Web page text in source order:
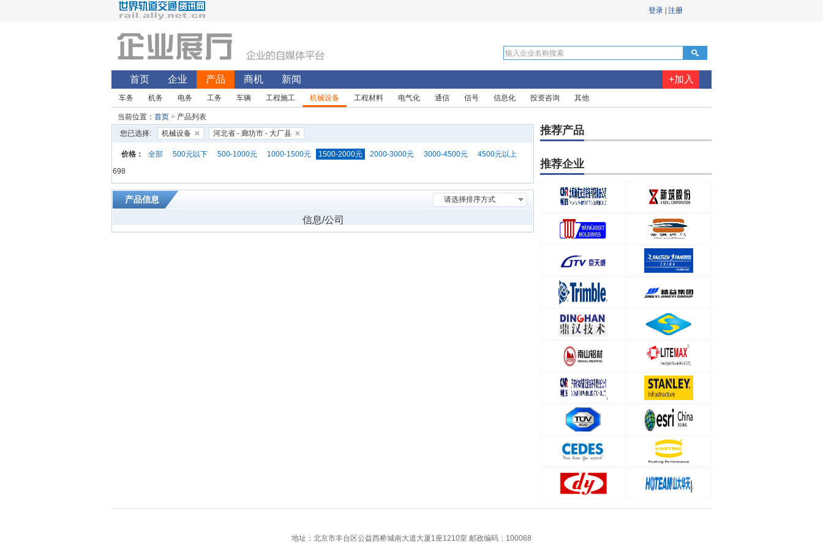
首页 企业 产品 商机 新闻 +加入
车务 机务 电务 工务 车辆 工程施工 机械设备 工程材料 电气化 通信 信号 信息化 投资咨询 其他
当前位置： 首页 > 产品列表
您已选择:
机械设备 河北省 - 廊坊市 - 大厂县
价格： 全部 500元以下 500-1000元 1000-1500元 1500-2000元 2000-3000元 3000-4500元
4500元以上
698
请选择排序方式
产品信息
信息/公司
推荐产品
推荐企业
地址：北京市丰台区公益西桥城南大道大厦1座1210室 邮政编码：100068